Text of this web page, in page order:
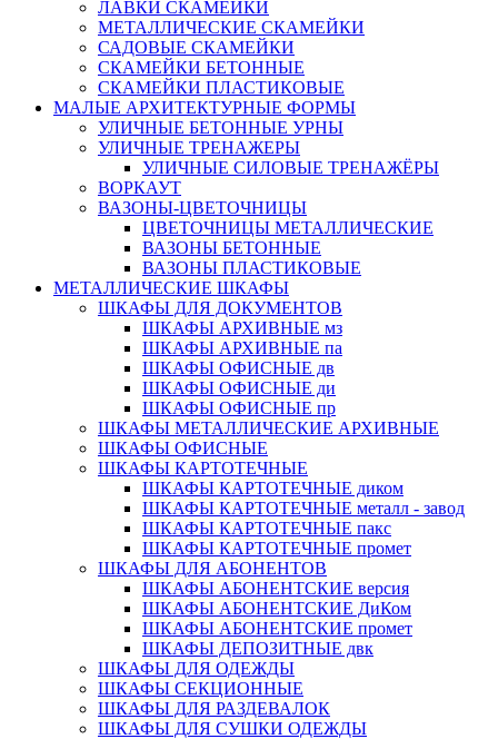
ЛАВКИ СКАМЕЙКИ
МЕТАЛЛИЧЕСКИЕ СКАМЕЙКИ
САДОВЫЕ СКАМЕЙКИ
СКАМЕЙКИ БЕТОННЫЕ
СКАМЕЙКИ ПЛАСТИКОВЫЕ
МАЛЫЕ АРХИТЕКТУРНЫЕ ФОРМЫ
УЛИЧНЫЕ БЕТОННЫЕ УРНЫ
УЛИЧНЫЕ ТРЕНАЖЕРЫ
УЛИЧНЫЕ СИЛОВЫЕ ТРЕНАЖЁРЫ
ВОРКАУТ
ВАЗОНЫ-ЦВЕТОЧНИЦЫ
ЦВЕТОЧНИЦЫ МЕТАЛЛИЧЕСКИЕ
ВАЗОНЫ БЕТОННЫЕ
ВАЗОНЫ ПЛАСТИКОВЫЕ
МЕТАЛЛИЧЕСКИЕ ШКАФЫ
ШКАФЫ ДЛЯ ДОКУМЕНТОВ
ШКАФЫ АРХИВНЫЕ мз
ШКАФЫ АРХИВНЫЕ па
ШКАФЫ ОФИСНЫЕ дв
ШКАФЫ ОФИСНЫЕ ди
ШКАФЫ ОФИСНЫЕ пр
ШКАФЫ МЕТАЛЛИЧЕСКИЕ АРХИВНЫЕ
ШКАФЫ ОФИСНЫЕ
ШКАФЫ КАРТОТЕЧНЫЕ
ШКАФЫ КАРТОТЕЧНЫЕ диком
ШКАФЫ КАРТОТЕЧНЫЕ металл - завод
ШКАФЫ КАРТОТЕЧНЫЕ пакс
ШКАФЫ КАРТОТЕЧНЫЕ промет
ШКАФЫ ДЛЯ АБОНЕНТОВ
ШКАФЫ АБОНЕНТСКИЕ версия
ШКАФЫ АБОНЕНТСКИЕ ДиКом
ШКАФЫ АБОНЕНТСКИЕ промет
ШКАФЫ ДЕПОЗИТНЫЕ двк
ШКАФЫ ДЛЯ ОДЕЖДЫ
ШКАФЫ СЕКЦИОННЫЕ
ШКАФЫ ДЛЯ РАЗДЕВАЛОК
ШКАФЫ ДЛЯ СУШКИ ОДЕЖДЫ